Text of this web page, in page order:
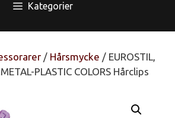
Kategorier
/ Hårsmycke / EUROSTIL,
PLASTIC COLORS Hårclips